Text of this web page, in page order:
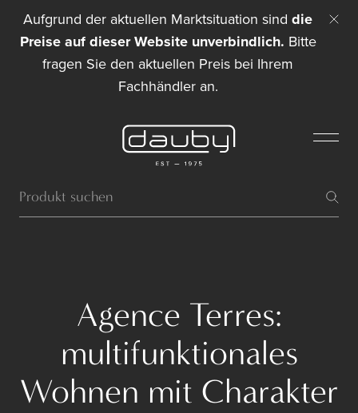
Aufgrund der aktuellen Marktsituation sind die
Preise auf dieser Website unverbindlich. Bitte
fragen Sie den aktuellen Preis bei Ihrem
Fachhändler an.
Agence Terres:
multifunktionales
Wohnen mit Charakter